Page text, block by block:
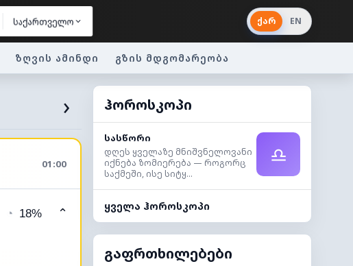
საქართველო ქარ EN
ზღვის ამინდი გზის მდგომარეობა
›
01:00
◔ 18% ⌃
ჰოროსკოპი
სასწორი
დღეს ყველაზე მნიშვნელოვანი
იქნება ზომიერება — როგორც
საქმეში, ისე სიტყ...
♎
ყველა ჰოროსკოპი
გაფრთხილებები